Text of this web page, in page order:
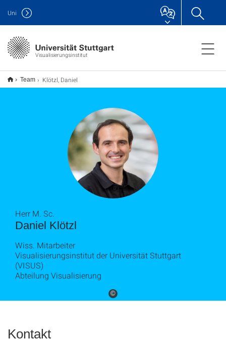
Visualisierungsinstitut
Uni
Team Klötzl, Daniel
©
Daniel Klötzl
Herr M. Sc.
Wiss. Mitarbeiter
Visualisierungsinstitut der Universität Stuttgart
(VISUS)
Abteilung Visualisierung
Kontakt